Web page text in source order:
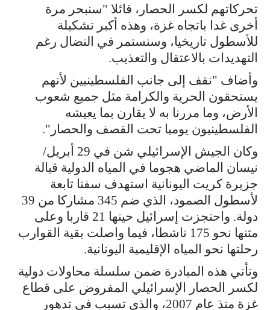
تحركاتهم لكسر الحصار، قائلا "سنبحر مرة
أخرى غدا باتجاه غزة، وهذه أكبر تشكيلة
للأسطول تاريخيا، وسنستمر في النضال رغم
التهديدات بالاعتقال والتعذيب.
وأضاف "نقف إلى جانب الفلسطينيين لأنهم
يستحقون الحرية والكرامة مثل جميع شعوب
الأرض، وما مررنا به لا يقارن بما يعيشه
الفلسطينيون يوميا تحت القصف والحصار".
وكان الجيش الإسرائيلي شن في 29 أبريل/
نيسان الماضي هجوما في المياه الدولية قبالة
جزيرة كريت اليونانية استهدف سفنا تابعة
لأسطول الصمود، الذي ضم 345 مشاركا من 39
دولة. واحتجزت إسرائيل حينها 21 قاربا وعلى
متنها نحو 175 ناشطا، فيما واصلت بقية القوارب
رحلتها نحو المياه الإقليمية اليونانية.
وتأتي هذه المبادرة ضمن سلسلة محاولات دولية
لكسر الحصار الإسرائيلي المفروض على قطاع
غزة منذ عام 2007، والذي تسبب في تدهور